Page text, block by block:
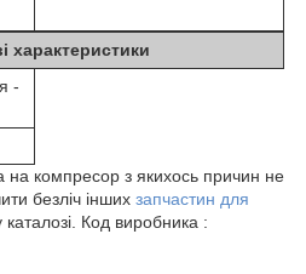
характеристики
-
компресор з якихось причин не
безліч інших запчастин для
каталозі. Код виробника :